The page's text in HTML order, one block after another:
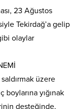
23 Ağustos
Tekirdağ’a gelip
olaylar
üzere
boylarına yığınak
desteğinde,